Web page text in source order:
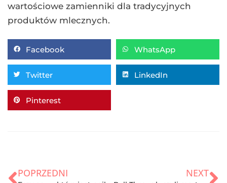
wartościowe zamienniki dla tradycyjnych
produktów mlecznych.
Facebook WhatsApp
Twitter LinkedIn
Pinterest
POPRZEDNI NEXT